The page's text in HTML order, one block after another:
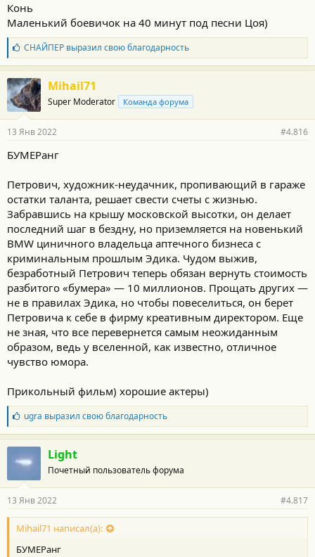
с
т
и
:
Конь
Маленький боевичок на 40 минут под песни Цоя)
Б
л
а
г
о
д
а
н
с
и
СНАЙПЕРвыразил свою благодарность
Mihail71
Super Moderator Команда форума
13 Янв 2022 #4.816
БУМЕРанг
Петрович, художник-неудачник, пропивающий в гараже
остатки таланта, решает свести счеты с жизнью.
Забравшись на крышу московской высотки, он делает
последний шаг в бездну, но приземляется на новенький
BMW циничного владельца аптечного бизнеса с
криминальным прошлым Эдика. Чудом выжив,
безработный Петрович теперь обязан вернуть стоимость
разбитого «бумера» — 10 миллионов. Прощать других —
не в правилах Эдика, но чтобы повеселиться, он берет
Петровича к себе в фирму креативным директором. Еще
не зная, что все перевернется самым неожиданным
образом, ведь у вселенной, как известно, отличное
чувство юмора.
Прикольный фильм) хорошие актеры)
Б
л
а
г
о
д
а
н
о
с
и
ugra выразил свою благодарность
Light
Почетный пользователь форума
13 Янв 2022 #4.817
Mihail71 написал(а):
БУМЕРанг